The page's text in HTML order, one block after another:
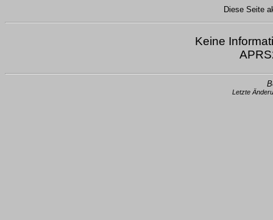
Diese Seite
Keine
Letzte